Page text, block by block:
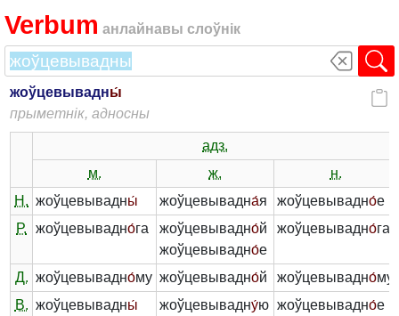
Verbum анлайнавы слоўнік
жоўцевывадны́
прыметнік, адносны
адз.
м.
ж.
н.
Н. жоўцевывадны́ жоўцевывадна́я жоўцевывадно́е
Р.
жоўцевывадно́га жоўцевывадно́й
жоўцевывадно́е
жоўцевывадно́га
Д. жоўцевывадно́му жоўцевывадно́й жоўцевывадно́му
В. жоўцевывадны́
жоўцевывадну́ю жоўцевывадно́е